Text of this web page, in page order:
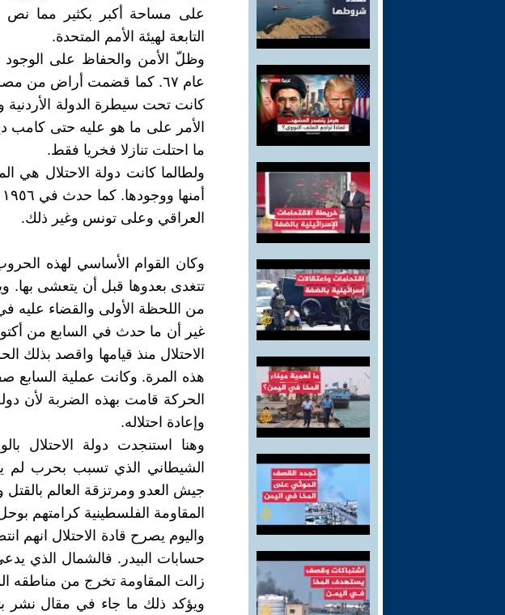
على مساحة أكبر بكثير مما نص
التابعة لهيئة الأمم المتحدة.
وظلّ الأمن والحفاظ على الوجود
عام ٦٧. كما قضمت أراض من
كانت تحت سيطرة الدولة الأردنية
الأمر على ما هو عليه حتى كامب
ما احتلت تنازلا فخريا فقط.
ولطالما كانت دولة الاحتلال هي
العراقي وعلى تونس وغير ذلك.
وكان القوام الأساسي لهذه
تتغدى بعدوها قبل أن يتعشى بها.
من اللحظة الأولى والقضاء
الاحتلال منذ قيامها واقصد بذلك
هذه المرة. وكانت عملية السابع
الحركة قامت بهذه الضربة لأن
وإعادة احتلاله.
وهنا استنجدت دولة الاحتلال
الشيطاني الذي تسبب بحرب لم
جيش العدو ومرتزقة العالم بالقتل
المقاومة الفلسطينية كرامتهم
واليوم يصرح قادة الاحتلال انهم
حسابات البيدر. فالشمال الذي
زالت المقاومة تخرج من مناطقه